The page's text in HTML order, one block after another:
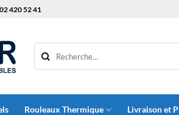
420 52 41
Rouleaux Thermique Livraison et